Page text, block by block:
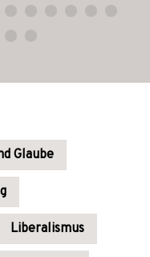
Glaube
Liberalismus